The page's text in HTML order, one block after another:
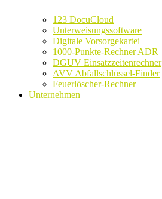
123 DocuCloud
Unterweisungssoftware
Digitale Vorsorgekartei
1000-Punkte-Rechner ADR
DGUV Einsatzzeitenrechner
AVV Abfallschlüssel-Finder
Feuerlöscher-Rechner
Unternehmen